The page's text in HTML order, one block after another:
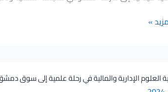
»
العلوم الإدارية والمالية في رحلة علمية إلى سوق دمشق